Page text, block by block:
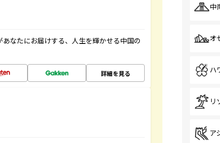
なたにお届けする、人生を輝かせる中国の
詳細を見る
中
オ
ハ
リ
ア